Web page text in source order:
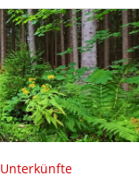
Unterkünfte